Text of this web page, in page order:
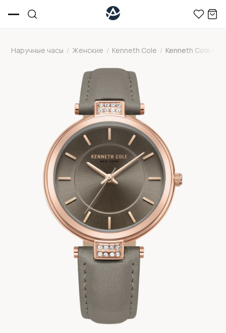
Наручные часы / Женские / Kenneth Cole / Kenneth Cole